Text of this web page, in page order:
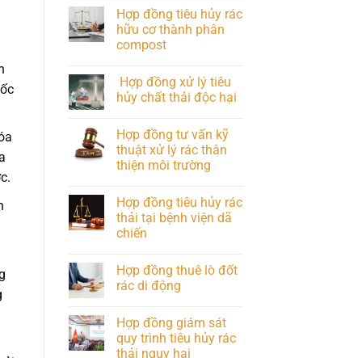
Hợp đồng tiêu hủy rác
hữu cơ thành phân
compost
Hợp đồng xử lý tiêu
hủy chất thải độc hại
Hợp đồng tư vấn kỹ
thuật xử lý rác thân
thiện môi trường
Hợp đồng tiêu hủy rác
thải tại bệnh viện dã
chiến
Hợp đồng thuê lò đốt
rác di động
Hợp đồng giám sát
quy trình tiêu hủy rác
thải nguy hại